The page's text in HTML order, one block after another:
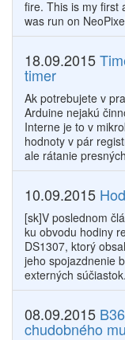
fire. This is my first
was run on
18.09.2015
timer
Ak potrebujete v
Arduine nejakú
Interne je to v
hodnoty v pár
ale rátanie
10.09.2015
[sk]V poslednom
ku obvodu hodiny
DS1307, ktorý
jeho spojazdnenie
externých súčiastok.
08.09.2015
chudobného